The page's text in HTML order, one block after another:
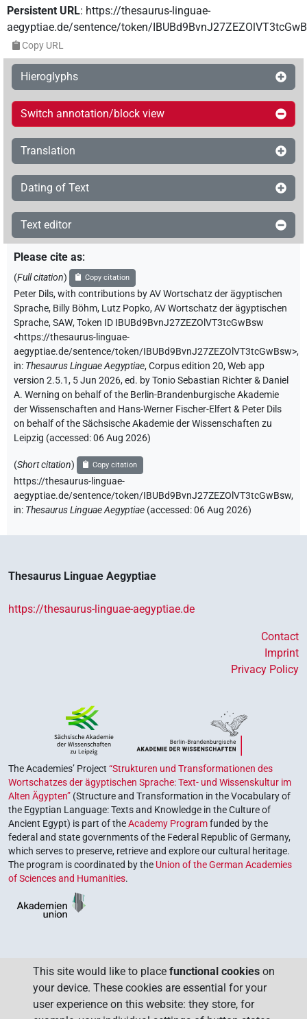
Persistent URL: https://thesaurus-linguae-
aegyptiae.de/sentence/token/
Copy URL
Hieroglyphs
Switch annotation/block view
Translation
Dating of Text
Text editor
Please cite as:
(Full citation) Copy citation
Peter Dils,with contributions byAV Wortschatz der ägyptischen
Sprache, Billy Böhm, Lutz Popko,AV Wortschatz der ägyptischen
Sprache, SAW,Token ID IBUBd9BvnJ27ZEZOlVT3tcGwBsw
<https://thesaurus-linguae-
aegyptiae.de/sentence/token/IBUBd9BvnJ27ZEZOlVT3tcGwBsw>,
in: Thesaurus Linguae Aegyptiae,Corpus edition 20, Web app
version 2.5.1, 5 Jun 2026, ed. by Tonio Sebastian Richter & Daniel
A. Werning on behalf of the Berlin-Brandenburgische Akademie
der Wissenschaften and Hans-Werner Fischer-Elfert & Peter Dils
on behalf of the Sächsische Akademie der Wissenschaften zu
Leipzig (accessed:06 Aug 2026)
(Short citation) Copy citation
https://thesaurus-linguae-
aegyptiae.de/sentence/token/IBUBd9BvnJ27ZEZOlVT3tcGwBsw,
in: Thesaurus Linguae Aegyptiae (accessed:06 Aug 2026)
Thesaurus Linguae Aegyptiae
https://thesaurus-linguae-aegyptiae.de
Contact
Imprint
Privacy Policy
The Academies’ Project “Strukturen und Transformationen des
Wortschatzes der ägyptischen Sprache: Text- und Wissenskultur im
Alten Ägypten” (Structure and Transformation in the Vocabulary of
the Egyptian Language: Texts and Knowledge in the Culture of
Ancient Egypt) is part of theAcademy Programfunded by the
federal and state governments of the Federal Republic of Germany,
which serves to preserve, retrieve and explore our cultural heritage.
The program is coordinated by the Union of the German Academies
of Sciences and Humanities.
This site would like to place functional cookies on
your device. These cookies are essential for your
user experience on this website: they store, for